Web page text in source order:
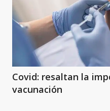
Covid: resaltan la
vacunación